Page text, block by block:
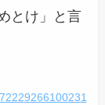
とけ」と言